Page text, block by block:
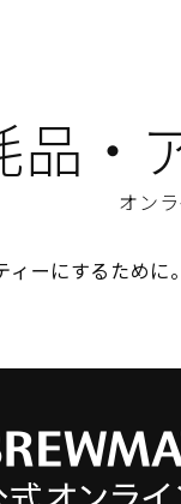
品・
オン
ーにするために